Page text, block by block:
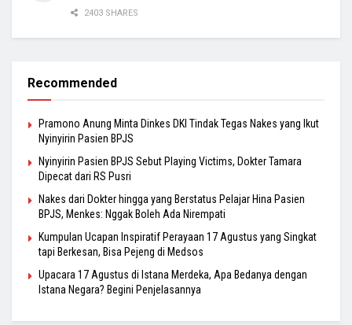
2403 SHARES
Recommended
Pramono Anung Minta Dinkes DKI Tindak Tegas Nakes yang Ikut
Nyinyirin Pasien BPJS
Nyinyirin Pasien BPJS Sebut Playing Victims, Dokter Tamara
Dipecat dari RS Pusri
Nakes dari Dokter hingga yang Berstatus Pelajar Hina Pasien
BPJS, Menkes: Nggak Boleh Ada Nirempati
Kumpulan Ucapan Inspiratif Perayaan 17 Agustus yang Singkat
tapi Berkesan, Bisa Pejeng di Medsos
Upacara 17 Agustus di Istana Merdeka, Apa Bedanya dengan
Istana Negara? Begini Penjelasannya